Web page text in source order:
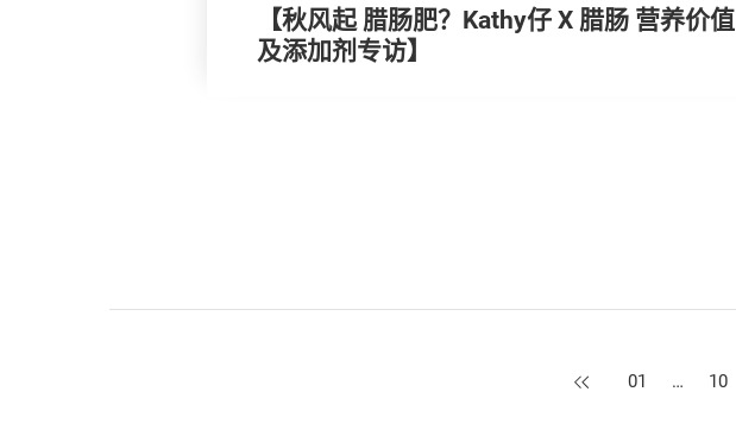
【秋风起 腊肠肥？Kathy仔 X 腊肠 营养价值
及添加剂专访】
上一页
01 … 10